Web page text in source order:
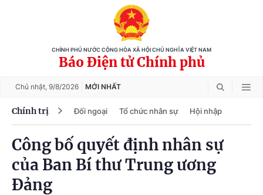
CHÍNH PHỦ NƯỚC CỘNG HÒA XÃ HỘI CHỦ NGHĨA VIỆT NAM
Báo Điện tử Chính phủ
Chủ nhật, 9/8/2026 MỚI NHẤT
Chính trị Đối ngoại Tổ chức nhân sự Hội nhập
Công bố quyết định nhân sự
của Ban Bí thư Trung ương
Đảng